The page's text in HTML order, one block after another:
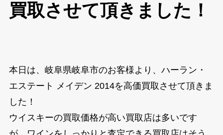
買取させて頂きました！
本日は、岐阜県岐阜市のお客様より、ハーラン・
エステート メイデン 2014を高価買取させて頂きま
した！
ウイスキーの買取価格が高い買取店は多いです